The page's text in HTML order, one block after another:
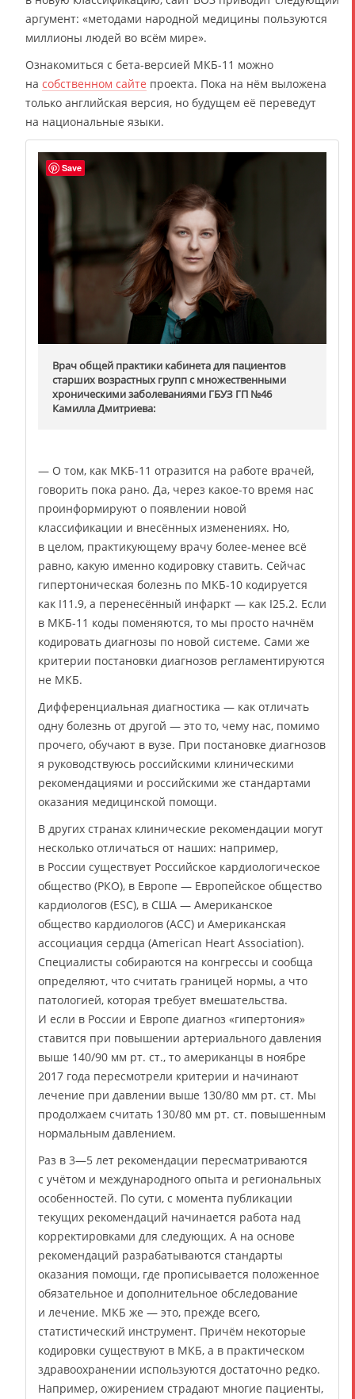
аргумент: «методами народной медицины пользуются
миллионы людей во всём мире».
Ознакомиться с бета-версией МКБ-11 можно
на собственном сайте проекта. Пока на нём выложена
только английская версия, но будущем её переведут
на национальные языки.
Врач общей практики кабинета для пациентов
старших возрастных групп с множественными
хроническими заболеваниями ГБУЗ ГП №46
Камилла Дмитриева:
— О том, как МКБ-11 отразится на работе врачей,
говорить пока рано. Да, через какое-то время нас
проинформируют о появлении новой
классификации и внесённых изменениях. Но,
в целом, практикующему врачу более-менее всё
равно, какую именно кодировку ставить. Сейчас
гипертоническая болезнь по МКБ-10 кодируется
как I11.9, а перенесённый инфаркт — как I25.2. Если
в МКБ-11 коды поменяются, то мы просто начнём
кодировать диагнозы по новой системе. Сами же
критерии постановки диагнозов регламентируются
не МКБ.
Дифференциальная диагностика — как отличать
одну болезнь от другой — это то, чему нас, помимо
прочего, обучают в вузе. При постановке диагнозов
я руководствуюсь российскими клиническими
рекомендациями и российскими же стандартами
оказания медицинской помощи.
В других странах клинические рекомендации могут
несколько отличаться от наших: например,
в России существует Российское кардиологическое
общество (РКО), в Европе — Европейское общество
кардиологов (ESC), в США — Американское
общество кардиологов (ACC) и Американская
ассоциация сердца (American Heart Association).
Специалисты собираются на конгрессы и сообща
определяют, что считать границей нормы, а что
патологией, которая требует вмешательства.
И если в России и Европе диагноз «гипертония»
ставится при повышении артериального давления
выше 140/90 мм рт. ст., то американцы в ноябре
2017 года пересмотрели критерии и начинают
лечение при давлении выше 130/80 мм рт. ст. Мы
продолжаем считать 130/80 мм рт. ст. повышенным
нормальным давлением.
Раз в 3—5 лет рекомендации пересматриваются
с учётом и международного опыта и региональных
особенностей. По сути, с момента публикации
текущих рекомендаций начинается работа над
корректировками для следующих. А на основе
рекомендаций разрабатываются стандарты
оказания помощи, где прописывается положенное
обязательное и дополнительное обследование
и лечение. МКБ же — это, прежде всего,
статистический инструмент. Причём некоторые
кодировки существуют в МКБ, а в практическом
здравоохранении используются достаточно редко.
Например, ожирением страдают многие пациенты,
Save